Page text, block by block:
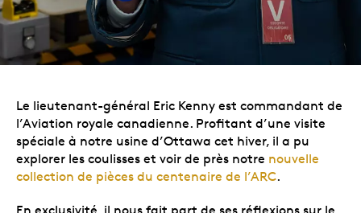
Le lieutenant-général Eric Kenny est commandant de
l’Aviation royale canadienne. Profitant d’une visite
spéciale à notre usine d’Ottawa cet hiver, il a pu
explorer les coulisses et voir de près notre nouvelle
collection de pièces du centenaire de l’ARC.